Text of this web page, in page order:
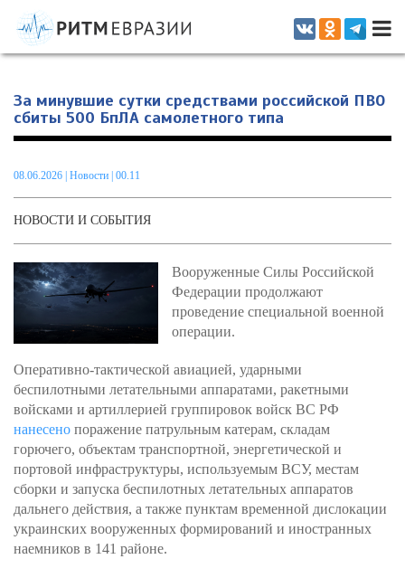
Информационно-аналитическое издание, посвященное актуальным
проблемам интеграции на постсоветском пространстве
За минувшие сутки средствами российской ПВО
сбиты 500 БпЛА самолетного типа
08.06.2026 Новости | 00.11
НОВОСТИ И СОБЫТИЯ
Вооруженные Силы Российской
Федерации продолжают
проведение специальной военной
операции.
Оперативно-тактической авиацией, ударными
беспилотными летательными аппаратами, ракетными
войсками и артиллерией группировок войск ВС РФ
нанесено поражение патрульным катерам, складам
горючего, объектам транспортной, энергетической и
портовой инфраструктуры, используемым ВСУ, местам
сборки и запуска беспилотных летательных аппаратов
дальнего действия, а также пунктам временной дислокации
украинских вооруженных формирований и иностранных
наемников в 141 районе.